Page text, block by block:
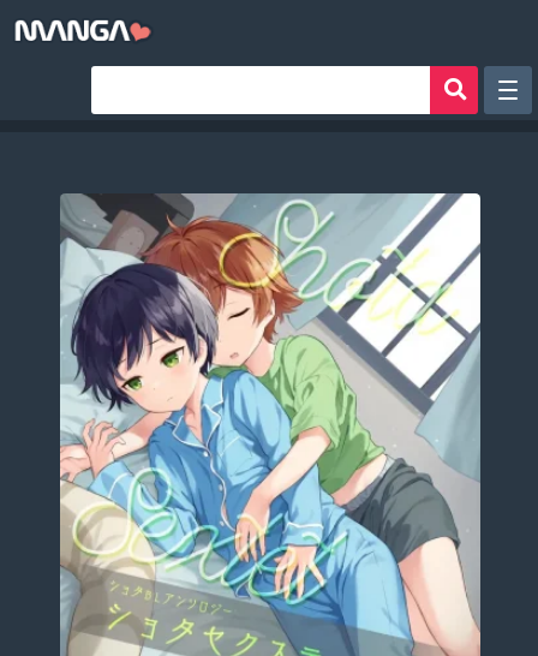
Авторы
Аниме хентай
Сборники манги
Sign in
Register